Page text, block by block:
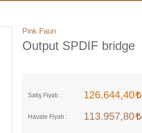
Pink Faun
Output SPDIF bridge
Satış Fiyatı : 126.644,40
Havale Fiyatı : 113.957,80